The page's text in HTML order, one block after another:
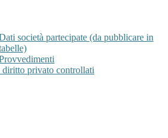
società partecipate (da pubblicare in
privato controllati